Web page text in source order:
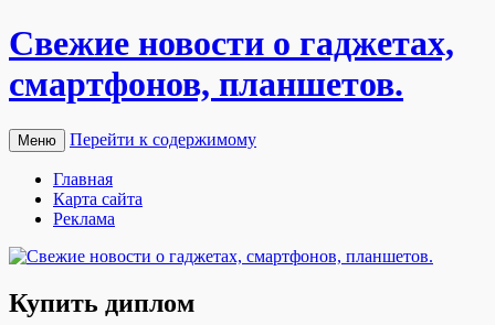
Свежие новости о гаджетах,
смартфонов, планшетов.
Меню Перейти к содержимому
Главная
Карта сайта
Реклама
Купить диплом